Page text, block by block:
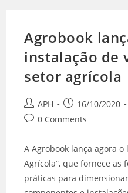
Agrobook
instalação de
setor agrícola
APH 16/10/2020
0 Comments
A Agrobook lança agora o
Agrícola”, que fornece as
práticas para